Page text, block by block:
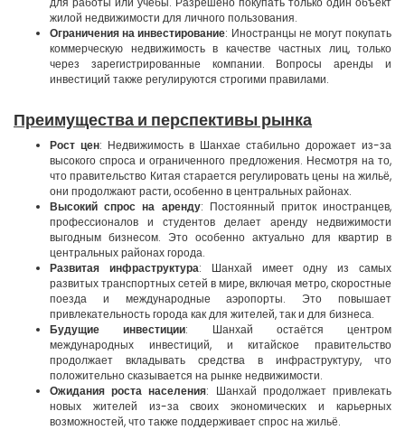
жилой недвижимости для личного пользования.
Ограничения на инвестирование: Иностранцы не могут покупать
коммерческую недвижимость в качестве частных лиц, только
через зарегистрированные компании. Вопросы аренды и
инвестиций также регулируются строгими правилами.
Преимущества и перспективы рынка
Рост цен: Недвижимость в Шанхае стабильно дорожает из-за
высокого спроса и ограниченного предложения. Несмотря на то,
что правительство Китая старается регулировать цены на жильё,
они продолжают расти, особенно в центральных районах.
Высокий спрос на аренду: Постоянный приток иностранцев,
профессионалов и студентов делает аренду недвижимости
выгодным бизнесом. Это особенно актуально для квартир в
центральных районах города.
Развитая инфраструктура: Шанхай имеет одну из самых
развитых транспортных сетей в мире, включая метро, скоростные
поезда и международные аэропорты. Это повышает
привлекательность города как для жителей, так и для бизнеса.
Будущие инвестиции: Шанхай остаётся центром
международных инвестиций, и китайское правительство
продолжает вкладывать средства в инфраструктуру, что
положительно сказывается на рынке недвижимости.
Ожидания роста населения: Шанхай продолжает привлекать
новых жителей из-за своих экономических и карьерных
возможностей, что также поддерживает спрос на жильё.